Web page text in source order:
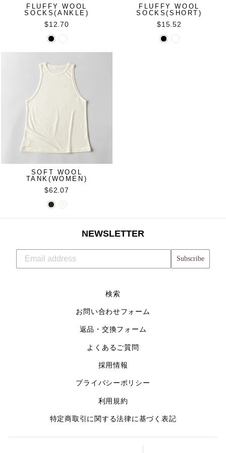
FLUFFY WOOL
SOCKS(ANKLE)
$12.70
FLUFFY WOOL
SOCKS(SHORT)
$15.52
SOFT WOOL
TANK(WOMEN)
$62.07
NEWSLETTER
Subscribe
検索
お問い合わせフォーム
返品・交換フォーム
よくあるご質問
採用情報
プライバシーポリシー
利用規約
特定商取引に関する法律に基づく表記